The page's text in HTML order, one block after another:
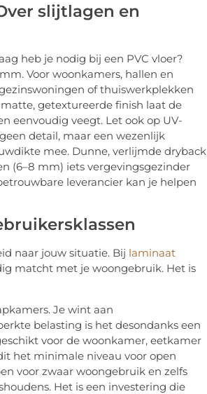
slijtlagen en
heb je nodig bij een PVC vloer?
Voor woonkamers, hallen en
of thuiswerkplekken
getextureerde finish laat de
eenvoudig veegt. Let ook op UV-
detail, maar een wezenlijk
mee. Dunne, verlijmde dryback
(6–8 mm) iets vergevingsgezinder
leverancier kan je helpen
naar jouw situatie. Bij laminaat
matcht met je woongebruik. Het is
Je wint aan
belasting is het desondanks een
voor de woonkamer, eetkamer
het minimale niveau voor open
voor zwaar woongebruik en zelfs
Het is een investering die